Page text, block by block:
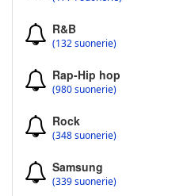
R&B
(132 suonerie)
Rap-Hip hop
(980 suonerie)
Rock
(348 suonerie)
Samsung
(339 suonerie)